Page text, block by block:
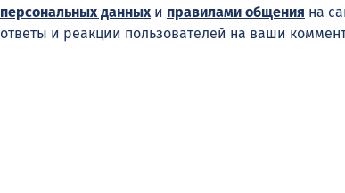
персональных данных и правилами общения на
ответы и реакции пользователей на ваши